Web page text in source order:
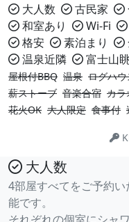
大人数 古民家
和室あり
Wi-Fi
格安
素泊まり
温泉近隣
富士山
屋根付BBQ 温泉 ログハ
薪ストーブ 音楽合宿 カラ
花火OK 大人限定 食事付
大人数
4部屋すべてをご予約
能です。